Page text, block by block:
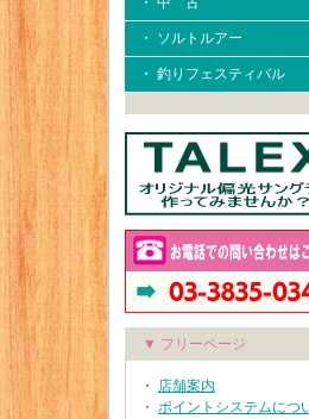
・ ソルトルアー
・ 釣りフェスティバル
▼ フリーページ
・ 店舗案内
・ ポイントシステムにつ